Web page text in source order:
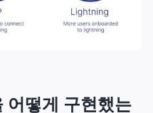
어떻게 구현했는